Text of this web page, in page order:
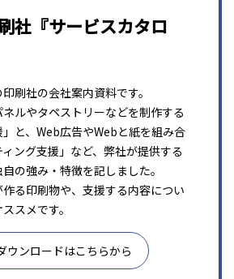
社『サービスカタロ
刷社の会社案内資料です。
ルやタペストリーなどを制作する
」と、Web広告やWebと紙を組み合
ング支援」など、弊社が提供する
の強み・特徴を記しました。
る印刷物や、支援する内容につい
スメです。
ウンロードはこちらから